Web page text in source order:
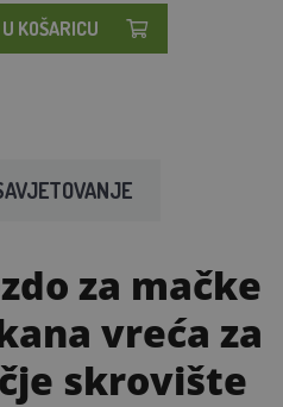
KOŠARICU
za mačke
vreća za
skrovište